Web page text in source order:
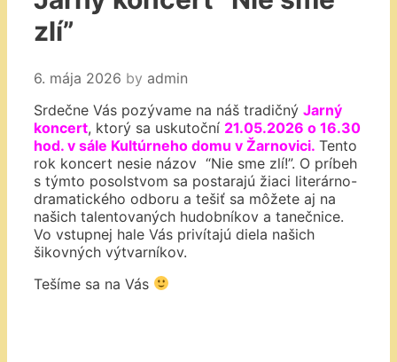
zlí”
6. mája 2026 by admin
Srdečne Vás pozývame na náš tradičný Jarný
koncert, ktorý sa uskutoční 21.05.2026 o 16.30
hod. v sále Kultúrneho domu v Žarnovici. Tento
rok koncert nesie názov “Nie sme zlí!”. O príbeh
s týmto posolstvom sa postarajú žiaci literárno-
dramatického odboru a tešiť sa môžete aj na
našich talentovaných hudobníkov a tanečnice.
Vo vstupnej hale Vás privítajú diela našich
šikovných výtvarníkov.
Tešíme sa na Vás